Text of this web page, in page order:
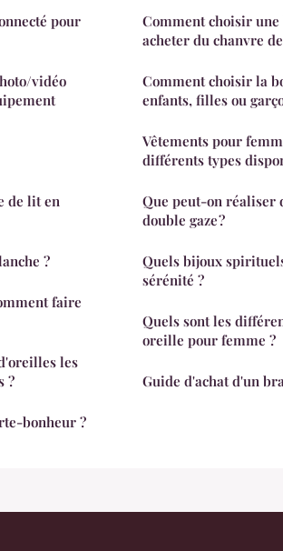
pour
vidéo
de lit en
?
faire
les
?
bonheur ?
Comment choisir
acheter du chanvre
Comment choisir la
enfants, filles ou
Vêtements pour
différents types
Que peut-on réaliser
double gaze ?
Quels bijoux
sérénité ?
Quels sont les
oreille pour femme ?
Guide d'achat d'un